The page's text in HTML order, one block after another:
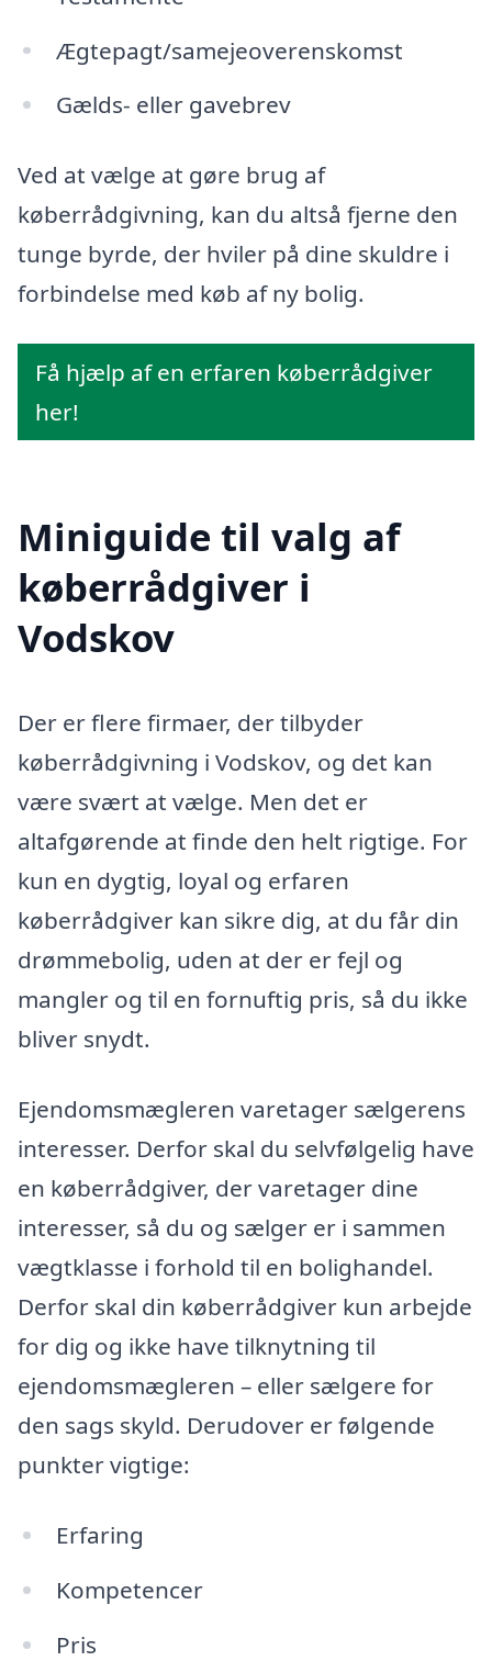
Ægtepagt/samejeoverenskomst
Gælds- eller gavebrev
Ved at vælge at gøre brug af
køberrådgivning, kan du altså fjerne den
tunge byrde, der hviler på dine skuldre i
forbindelse med køb af ny bolig.
Få hjælp af en erfaren køberrådgiver
her!
Miniguide til valg af
køberrådgiver i
Vodskov
Der er flere firmaer, der tilbyder
køberrådgivning i Vodskov, og det kan
være svært at vælge. Men det er
altafgørende at finde den helt rigtige. For
kun en dygtig, loyal og erfaren
køberrådgiver kan sikre dig, at du får din
drømmebolig, uden at der er fejl og
mangler og til en fornuftig pris, så du ikke
bliver snydt.
Ejendomsmægleren varetager sælgerens
interesser. Derfor skal du selvfølgelig have
en køberrådgiver, der varetager dine
interesser, så du og sælger er i sammen
vægtklasse i forhold til en bolighandel.
Derfor skal din køberrådgiver kun arbejde
for dig og ikke have tilknytning til
ejendomsmægleren – eller sælgere for
den sags skyld. Derudover er følgende
punkter vigtige:
Erfaring
Kompetencer
Pris